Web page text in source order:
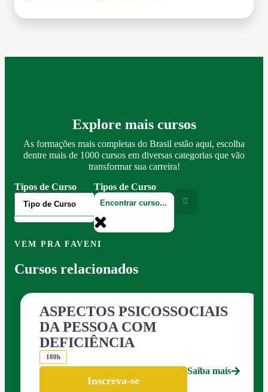
Explore mais cursos
As formações mais completas do Brasil estão aqui, escolha
dentre mais de 1000 cursos em diversas categorias que vão
transformar sua carreira!
Tipos de Curso
Tipos de Curso
VEM PRA FAVENI
Cursos relacionados
ASPECTOS PSICOSSOCIAIS
DA PESSOA COM
DEFICIÊNCIA
180h
Inscreva-se
Saiba mais